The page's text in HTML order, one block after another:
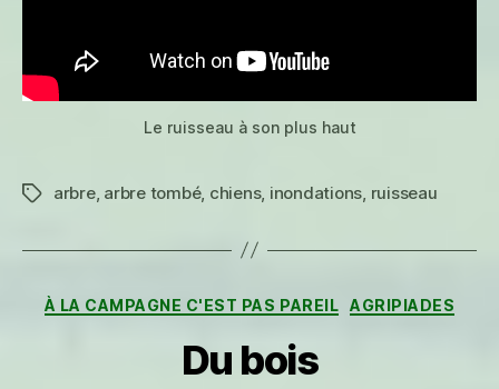
Le ruisseau à son plus haut
Étiquettes
arbre, arbre tombé, chiens, inondations, ruisseau
Catégories
À LA CAMPAGNE C'EST PAS PAREIL AGRIPIADES
Du bois